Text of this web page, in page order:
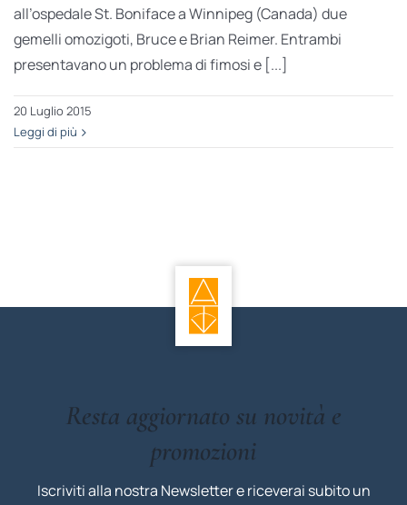
all’ospedale St. Boniface a Winnipeg (Canada) due
gemelli omozigoti, Bruce e Brian Reimer. Entrambi
presentavano un problema di fimosi e [...]
20 Luglio 2015
Leggi di più
Resta aggiornato su novità e
promozioni
Iscriviti alla nostra Newsletter e riceverai subito un